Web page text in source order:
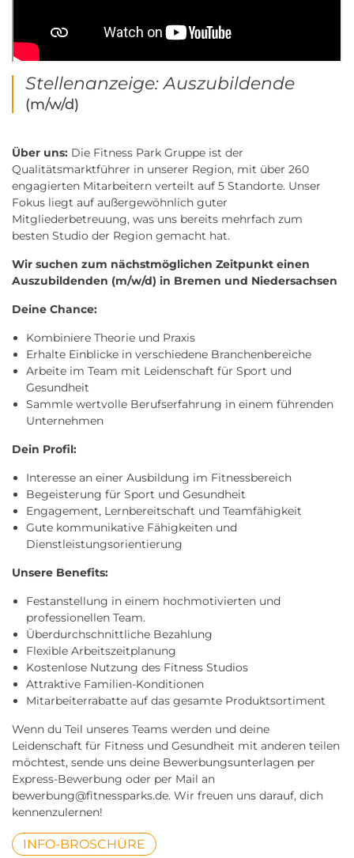
Stellenanzeige: Auszubildende
(m/w/d)
Über uns: Die Fitness Park Gruppe ist der
Qualitätsmarktführer in unserer Region, mit über 260
engagierten Mitarbeitern verteilt auf 5 Standorte. Unser
Fokus liegt auf außergewöhnlich guter
Mitgliederbetreuung, was uns bereits mehrfach zum
besten Studio der Region gemacht hat.
Wir suchen zum nächstmöglichen Zeitpunkt einen
Auszubildenden (m/w/d) in Bremen und Niedersachsen
Deine Chance:
Kombiniere Theorie und Praxis
Erhalte Einblicke in verschiedene Branchenbereiche
Arbeite im Team mit Leidenschaft für Sport und
Gesundheit
Sammle wertvolle Berufserfahrung in einem führenden
Unternehmen
Dein Profil:
Interesse an einer Ausbildung im Fitnessbereich
Begeisterung für Sport und Gesundheit
Engagement, Lernbereitschaft und Teamfähigkeit
Gute kommunikative Fähigkeiten und
Dienstleistungsorientierung
Unsere Benefits:
Festanstellung in einem hochmotivierten und
professionellen Team.
Überdurchschnittliche Bezahlung
Flexible Arbeitszeitplanung
Kostenlose Nutzung des Fitness Studios
Attraktive Familien-Konditionen
Mitarbeiterrabatte auf das gesamte Produktsortiment
Wenn du Teil unseres Teams werden und deine
Leidenschaft für Fitness und Gesundheit mit anderen teilen
möchtest, sende uns deine Bewerbungsunterlagen per
Express-Bewerbung oder per Mail an
bewerbung@fitnessparks.de. Wir freuen uns darauf, dich
kennenzulernen!
INFO-BROSCHÜRE